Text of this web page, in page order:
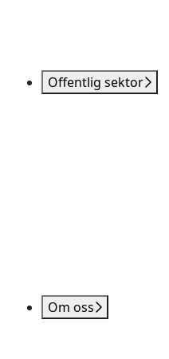
Offentlig sektor
Om oss